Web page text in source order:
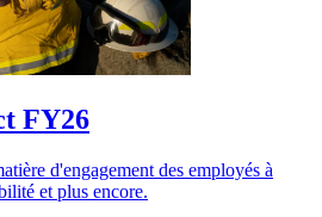
FY26
d'engagement des employés à
et plus encore.